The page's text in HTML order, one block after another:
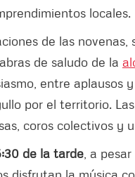
locales.
de las
de saludo de la
entre aplausos
por el territorio.
coros colectivos y
de la tarde , a